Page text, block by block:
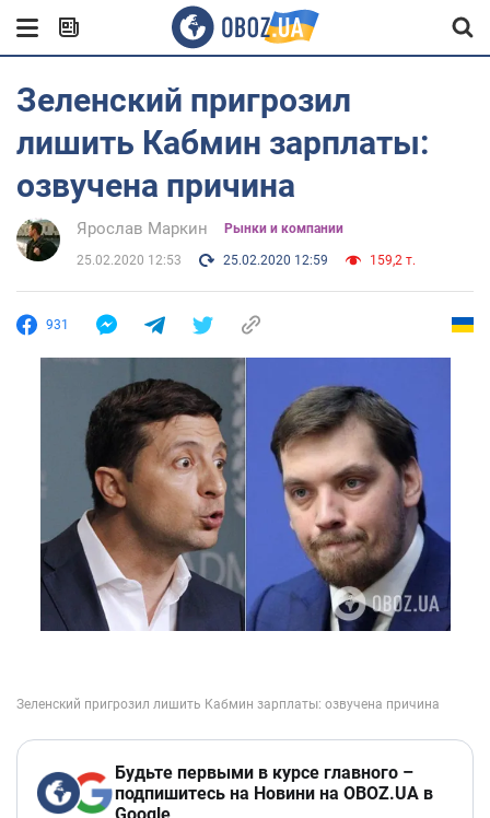
Зеленский пригрозил
лишить Кабмин зарплаты:
озвучена причина
Ярослав Маркин Рынки и компании
25.02.2020 12:53 25.02.2020 12:59 159,2 т.
931
Будьте первыми в курсе главного –
подпишитесь на Новини на OBOZ.UA в
Google